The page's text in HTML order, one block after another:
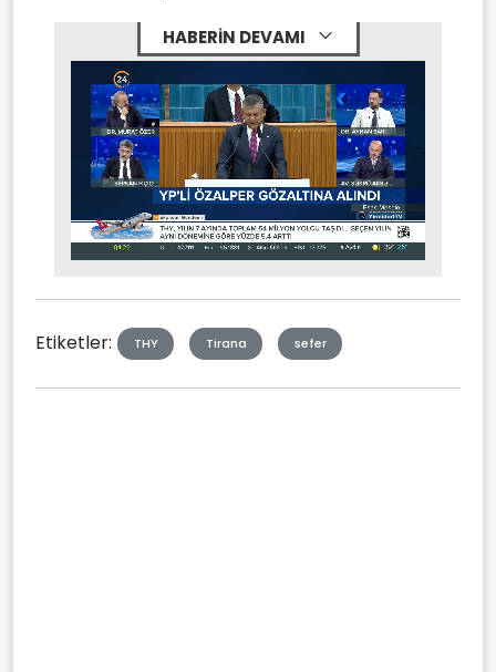
HABERİN DEVAMI
Mute Stream
Etiketler: THY Tirana sefer